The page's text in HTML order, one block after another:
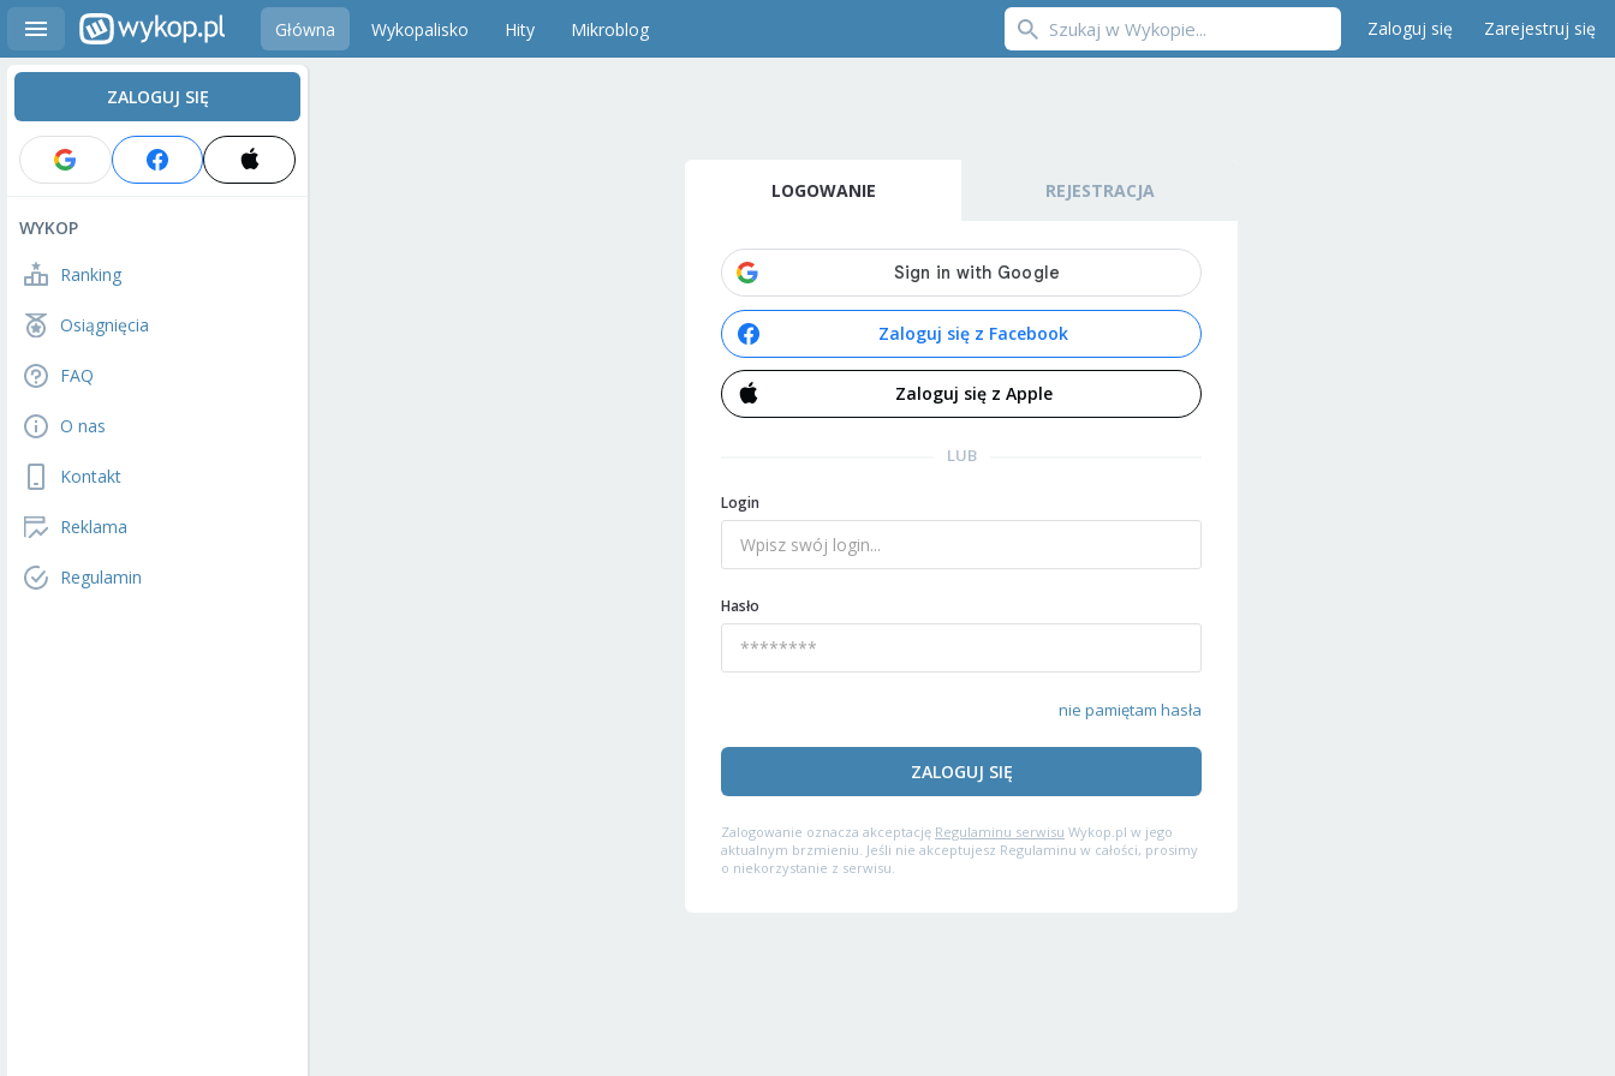
Główna Wykopalisko Hity Mikroblog Zaloguj się Zarejestruj się
ZALOGUJ SIĘ
WYKOP
Ranking
Osiągnięcia
FAQ
O nas
Kontakt
Reklama
Regulamin
LOGOWANIE REJESTRACJA
Zaloguj się z Facebook
Zaloguj się z Apple
LUB
Login
Hasło
nie pamiętam hasła
ZALOGUJ SIĘ
Zalogowanie oznacza akceptację Regulaminu serwisu Wykop.pl w jego
aktualnym brzmieniu. Jeśli nie akceptujesz Regulaminu w całości, prosimy
o niekorzystanie z serwisu.